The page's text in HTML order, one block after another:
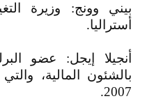
بيني وونج: وزيرة
أستراليا.
أنجيلا إيجل: عضو
بالشئون المالية،
2007.